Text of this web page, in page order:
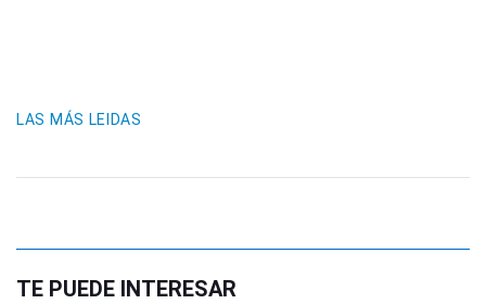
LAS MÁS LEIDAS
TE PUEDE INTERESAR